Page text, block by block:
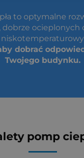
to optymalne
dobrze ocieplonych
dobrać
Twojego budynku.
pomp